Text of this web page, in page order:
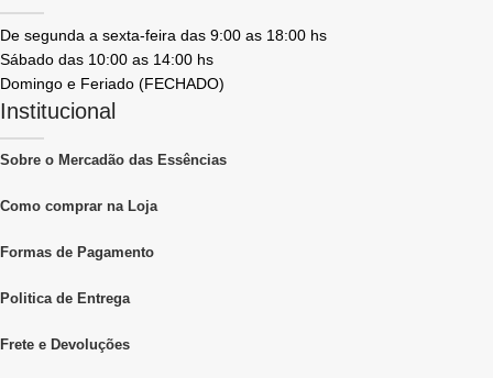
De segunda a sexta-feira das 9:00 as 18:00 hs
Sábado das 10:00 as 14:00 hs
Domingo e Feriado (FECHADO)
Institucional
Sobre o Mercadão das Essências
Como comprar na Loja
Formas de Pagamento
Politica de Entrega
Frete e Devoluções